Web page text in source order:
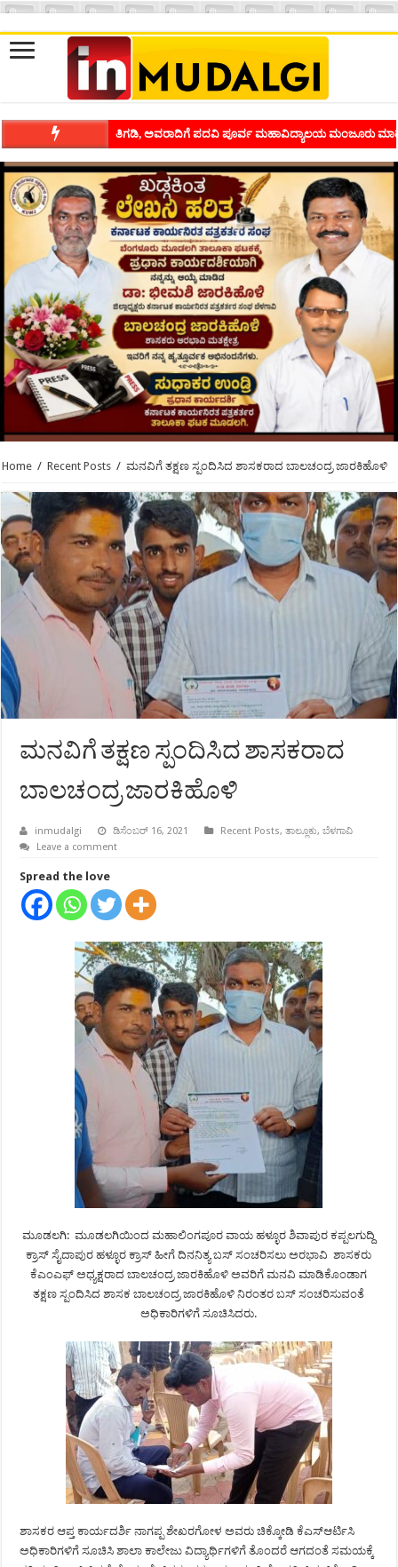
ಶಿವಾಪುರದಲ್ಲಿ ಕವಿಗೋಷ್ಠಿಯ ಸಂಭ್ರಮ ಭಾವನೆಗಳನ್ನು ಕಟ್ಟಿಕೊಡುವ
Home / Recent Posts / ಮನವಿಗೆ ತಕ್ಷಣ ಸ್ಪಂದಿಸಿದ ಶಾಸಕರಾದ ಬಾಲಚಂದ್ರ ಜಾರಕಿಹೊಳಿ
ಮನವಿಗೆ ತಕ್ಷಣ ಸ್ಪಂದಿಸಿದ ಶಾಸಕರಾದ
ಬಾಲಚಂದ್ರ ಜಾರಕಿಹೊಳಿ
inmudalgi ಡಿಸೆಂಬರ್ 16, 2021 Recent Posts,ತಾಲ್ಲೂಕು,ಬೆಳಗಾವಿ
Leave a comment
Spread the love
ಮೂಡಲಗಿ: ಮೂಡಲಗಿಯಿಂದ ಮಹಾಲಿಂಗಪೂರ ವಾಯ ಹಳ್ಳೂರ ಶಿವಾಪುರ ಕಪ್ಪಲಗುದ್ದಿ
ಕ್ರಾಸ್ ಸೈದಾಪುರ ಹಳ್ಳೂರ ಕ್ರಾಸ್ ಹೀಗೆ ದಿನನಿತ್ಯ ಬಸ್ ಸಂಚರಿಸಲು ಅರಭಾವಿ ಶಾಸಕರು
ಕೆಎಂಎಫ್ ಅಧ್ಯಕ್ಷರಾದ ಬಾಲಚಂದ್ರ ಜಾರಕಿಹೊಳಿ ಅವರಿಗೆ ಮನವಿ ಮಾಡಿಕೊಂಡಾಗ
ತಕ್ಷಣ ಸ್ಪಂದಿಸಿದ ಶಾಸಕ ಬಾಲಚಂದ್ರ ಜಾರಕಿಹೊಳಿ ನಿರಂತರ ಬಸ್ ಸಂಚರಿಸುವಂತೆ
ಅಧಿಕಾರಿಗಳಿಗೆ ಸೂಚಿಸಿದರು.
ಶಾಸಕರ ಆಪ್ತ ಕಾರ್ಯದರ್ಶಿ ನಾಗಪ್ಪ ಶೇಖರಗೋಳ ಅವರು ಚಿಕ್ಕೋಡಿ ಕೆಎಸ್ಆರ್ಟಿಸಿ
ಅಧಿಕಾರಿಗಳಿಗೆ ಸೂಚಿಸಿ ಶಾಲಾ ಕಾಲೇಜು ವಿದ್ಯಾರ್ಥಿಗಳಿಗೆ ತೊಂದರೆ ಆಗದಂತೆ ಸಮಯಕ್ಕೆ